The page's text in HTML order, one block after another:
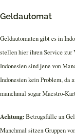
Geldautomat
Geldautomaten gibt es in
stellen hier ihren Service zur
Indonesien sind jene von
Indonesien kein Problem, da
manchmal sogar Maestro-
Achtung: Betrugsfälle an
Manchmal sitzen Gruppen